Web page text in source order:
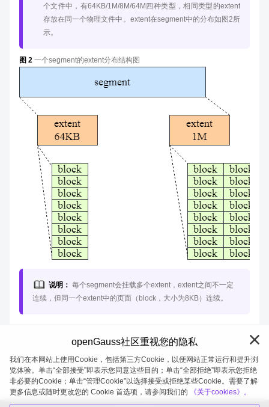
个文件中，有64KB/1M/8M/64M四种类型，相同类型的extent
存放在同一个物理文件中。extent在segment中的分布如图2所
示。
图 2 一个segment的extent分布结构图
说明： 每个segment会挂载多个extent，extent之间不一定
连续，但同一个extent中的页面（block，大小为8KB）连续。
openGauss 2026-08-07 20:04:43
openGauss社区重视您的隐私
我们在本网站上使用Cookie，包括第三方Cookie，以便网站正常运行和提升浏
览体验。单击“全部接受”即表示您同意这些目的；单击“全部拒绝”即表示您拒绝
非必要的Cookie；单击“管理Cookie”以选择接受或拒绝某些Cookie。需要了解
更多信息或随时更改您的 Cookie 首选项，请参阅我们的
《关于cookies》。